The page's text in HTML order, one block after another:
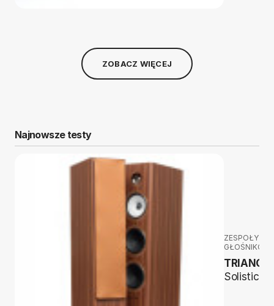
ZOBACZ WIĘCEJ
Najnowsze testy
ZESPOŁY
Solistice 8